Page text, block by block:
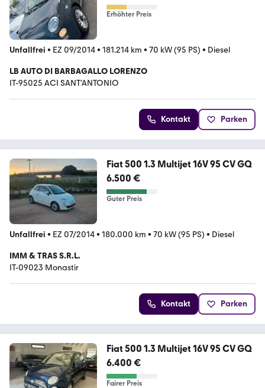
Erhöhter Preis
Unfallfrei • EZ 09/2014• 181.214 km • 70 kW (95 PS) • Diesel
LB AUTO DI BARBAGALLO LORENZO
IT-95025 ACI SANT'ANTONIO
Kontakt Parken
Fiat 500 1.3 Multijet 16V 95 CV GQ
6.500 €
Guter Preis
Unfallfrei • EZ 07/2014• 180.000 km • 70 kW (95 PS) • Diesel
IMM & TRAS S.R.L.
IT-09023 Monastir
Kontakt Parken
Fiat 500 1.3 Multijet 16V 95 CV GQ
6.400 €
Fairer Preis